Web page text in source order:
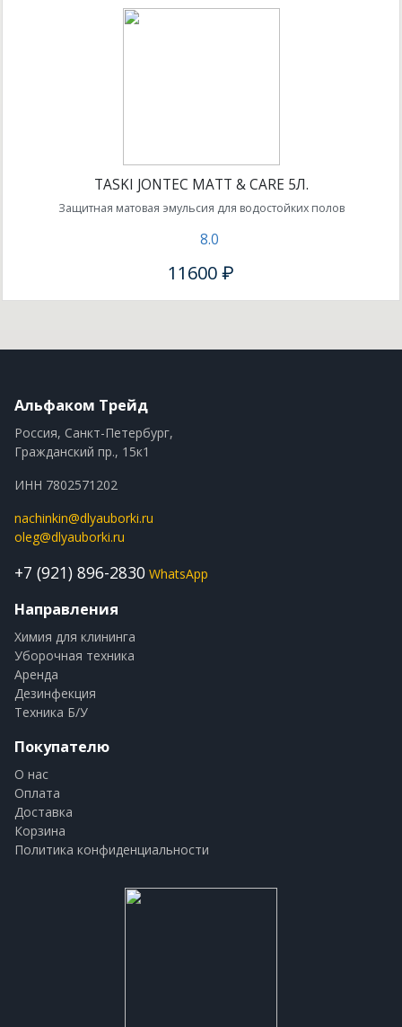
TASKI JONTEC MATT & CARE 5Л.
Защитная матовая эмульсия для водостойких полов
8.0
11600 ₽
Альфаком Трейд
Россия, Санкт-Петербург,
Гражданский пр., 15к1
ИНН 7802571202
nachinkin@dlyauborki.ru
oleg@dlyauborki.ru
+7 (921) 896-2830 WhatsApp
Направления
Химия для клининга
Уборочная техника
Аренда
Дезинфекция
Техника Б/У
Покупателю
О нас
Оплата
Доставка
Корзина
Политика конфиденциальности